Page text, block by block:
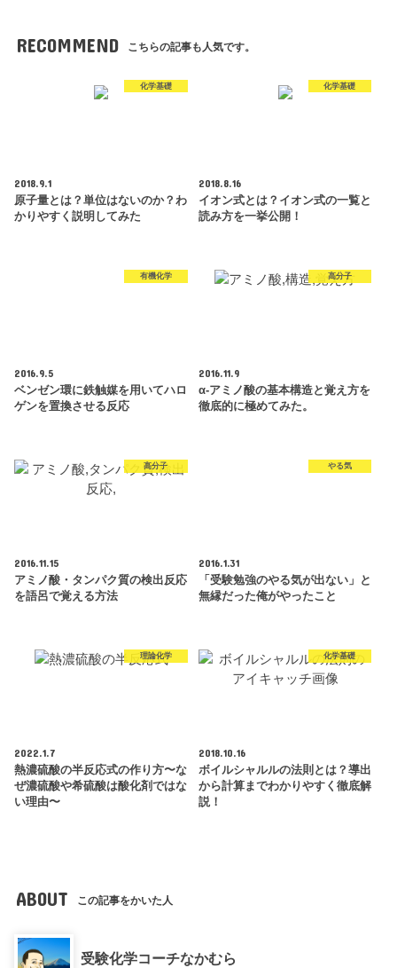
RECOMMEND こちらの記事も人気です。
化学基礎
2018.9.1
原子量とは？単位はないのか？わ
かりやすく説明してみた
化学基礎
2018.8.16
イオン式とは？イオン式の一覧と
読み方を一挙公開！
有機化学
2016.9.5
ベンゼン環に鉄触媒を用いてハロ
ゲンを置換させる反応
高分子
2016.11.9
α-アミノ酸の基本構造と覚え方を
徹底的に極めてみた。
高分子
2016.11.15
アミノ酸・タンパク質の検出反応
を語呂で覚える方法
やる気
2016.1.31
「受験勉強のやる気が出ない」と
無縁だった俺がやったこと
理論化学
2022.1.7
熱濃硫酸の半反応式の作り方〜な
ぜ濃硫酸や希硫酸は酸化剤ではな
い理由〜
化学基礎
2018.10.16
ボイルシャルルの法則とは？導出
から計算までわかりやすく徹底解
説！
ABOUT この記事をかいた人
受験化学コーチなかむら